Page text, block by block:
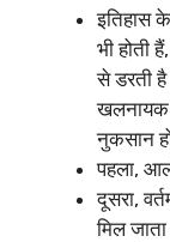
इतिहास
भी होती
से डरती
खलनायक
नुकसान
पहला,
दूसरा,
मिल